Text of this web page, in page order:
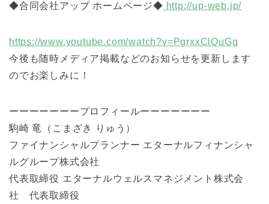
◆合同会社アップ ホームページ◆ http://up-web.jp/
https://www.youtube.com/watch?v=PgrxxClQuGg
今後も随時メディア掲載などのお知らせを更新します
のでお楽しみに！
ーーーーーーープロフィールーーーーーーー
駒崎 竜（こまざき りゅう）
ファイナンシャルプランナー エターナルフィナンシャ
ルグループ株式会社
代表取締役 エターナルウェルスマネジメント株式会
社 代表取締役